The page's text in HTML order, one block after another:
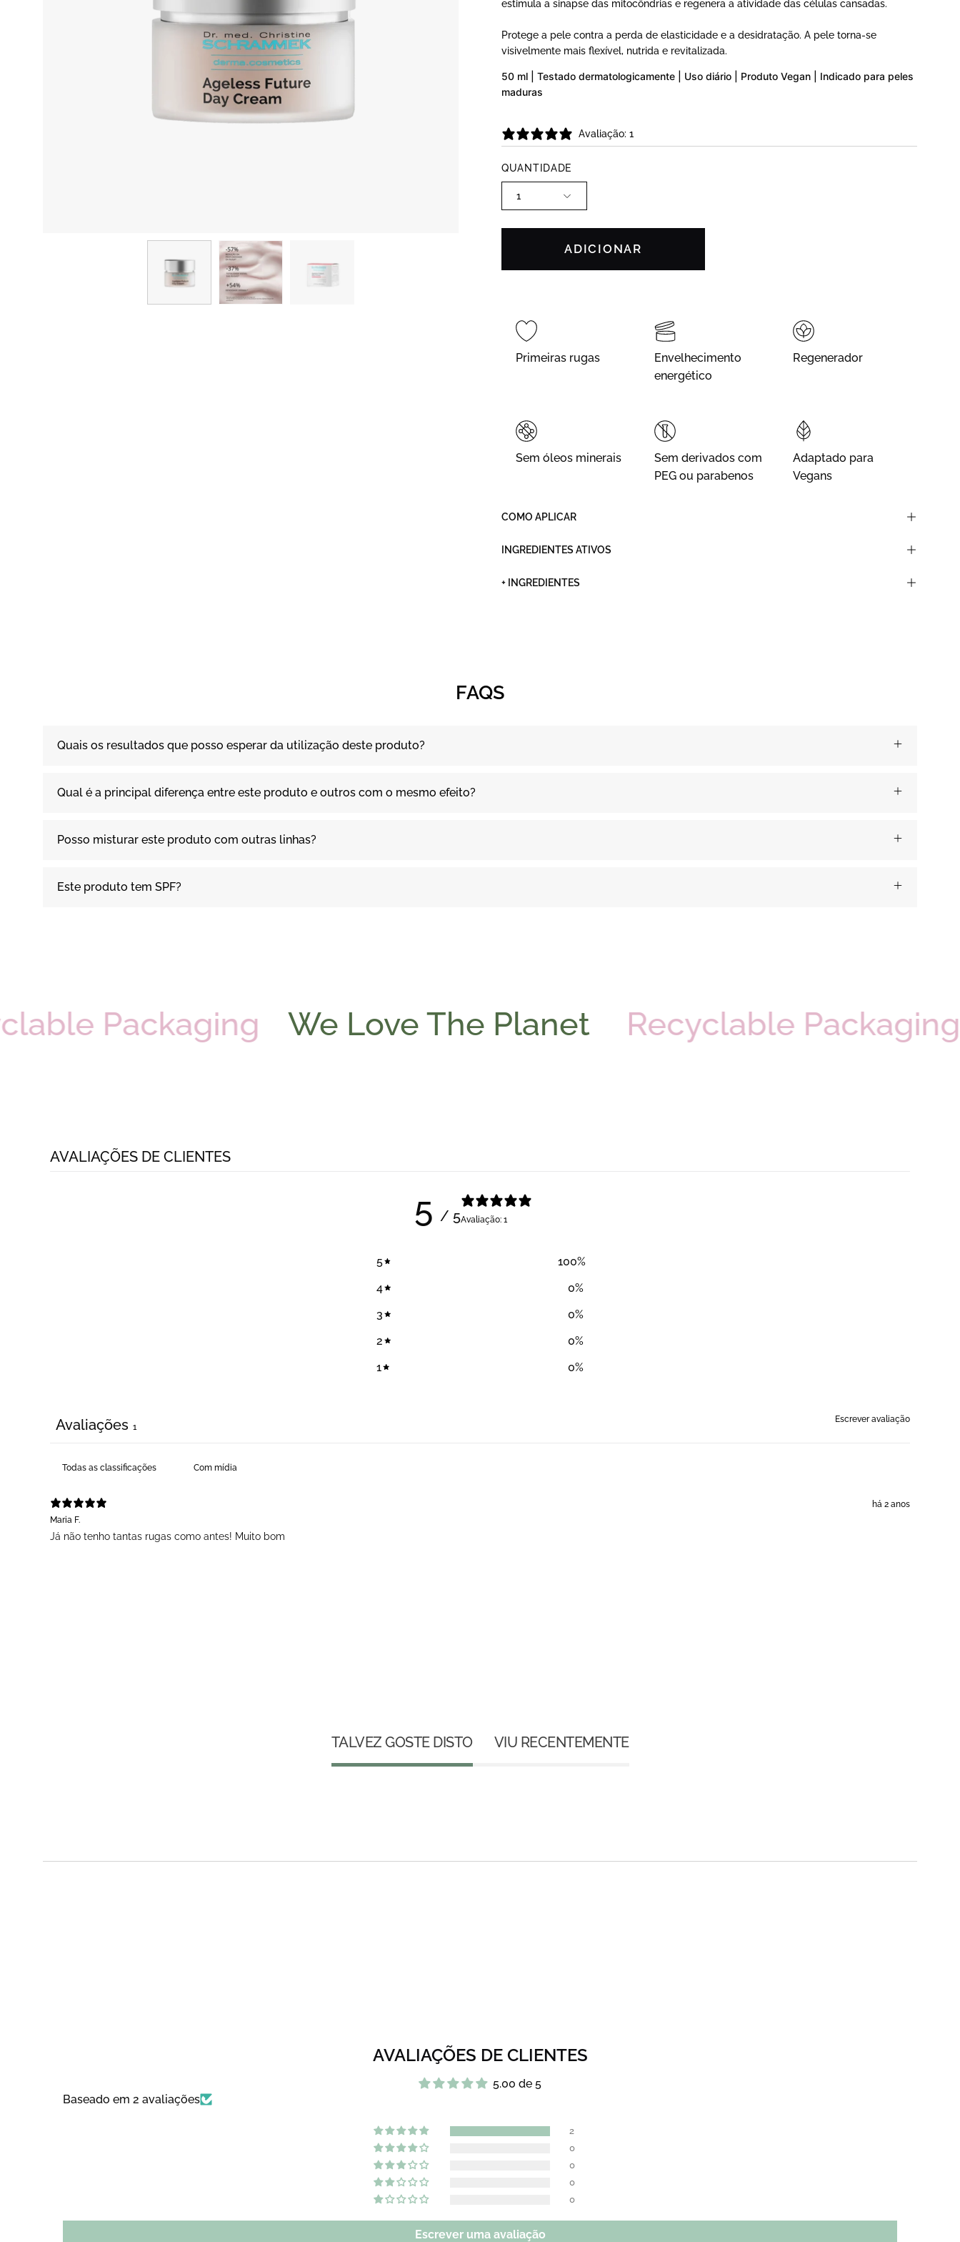
estimula a sinapse das mitocôndrias e regenera a atividade das células cansadas.
Protege a pele contra a perda de elasticidade e a desidratação. A pele torna-se
visivelmente mais flexível, nutrida e revitalizada.
50 ml | Testado dermatologicamente | Uso diário | Produto Vegan | Indicado para peles
maduras
Avaliação: 1
QUANTIDADE
1
ADICIONAR
Primeiras rugas
Envelhecimento
energético
Regenerador
Sem óleos minerais
Sem derivados com
PEG ou parabenos
Adaptado para
Vegans
COMO APLICAR
INGREDIENTES ATIVOS
+ INGREDIENTES
FAQS
Quais os resultados que posso esperar da utilização deste produto?
Qual é a principal diferença entre este produto e outros com o mesmo efeito?
Posso misturar este produto com outras linhas?
Este produto tem SPF?
Packaging We Love The Planet Recyclable
AVALIAÇÕES DE CLIENTES
5 / 5Avaliação: 1
5 100%
4
0%
3
0%
2
0%
1
0%
Escrever avaliação
Avaliações 1
Com mídia
há 2 anos
Maria F.
Já não tenho tantas rugas como antes! Muito bom
TALVEZ GOSTE DISTO VIU RECENTEMENTE
AVALIAÇÕES DE CLIENTES
5.00 de 5
Baseado em 2 avaliações
2
0
0
0
0
Escrever uma avaliação